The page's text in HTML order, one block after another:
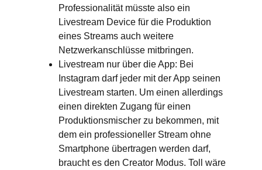
Professionalität müsste also ein
Livestream Device für die Produktion
eines Streams auch weitere
Netzwerkanschlüsse mitbringen.
Livestream nur über die App: Bei
Instagram darf jeder mit der App seinen
Livestream starten. Um einen allerdings
einen direkten Zugang für einen
Produktionsmischer zu bekommen, mit
dem ein professioneller Stream ohne
Smartphone übertragen werden darf,
braucht es den Creator Modus. Toll wäre